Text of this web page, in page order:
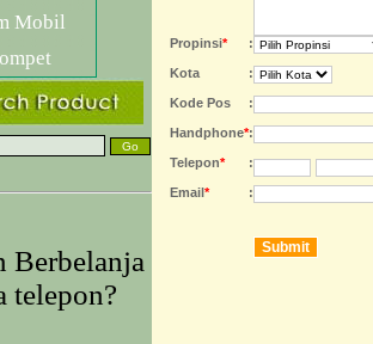
Mobil
Berbelanja
telepon?
Propinsi* :
Kota :
Kode Pos :
Handphone*:
Telepon* :
Email* :